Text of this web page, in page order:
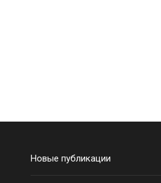
Новые публикации